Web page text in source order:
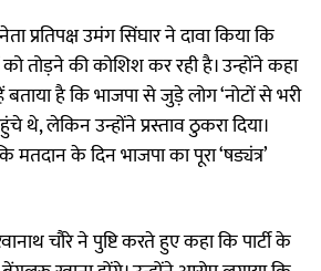
प्रतिपक्ष उमंग सिंघार ने दावा किया कि
तोड़ने की कोशिश कर रही है। उन्होंने कहा
है कि भाजपा से जुड़े लोग ‘नोटों से भरी
लेकिन उन्होंने प्रस्ताव ठुकरा दिया।
मतदान के दिन भाजपा का पूरा ‘षड्यंत्र’
चौरे ने पुष्टि करते हुए कहा कि पार्टी के